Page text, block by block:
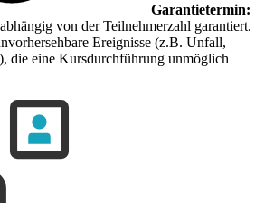
Garantietermin:
von der Teilnehmerzahl garantiert.
Ereignisse (z.B. Unfall,
die eine Kursdurchführung unmöglich